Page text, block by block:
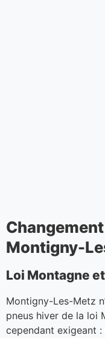
Montigny-
Loi Montagne
Montigny-Les-Metz
pneus hiver de la loi
cependant exigeant